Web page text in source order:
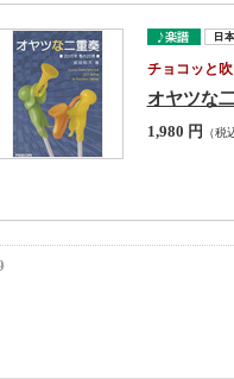
チョコッと
オヤツな
1,980 円 （税